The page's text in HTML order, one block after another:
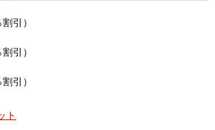
引）
引）
引）
ト